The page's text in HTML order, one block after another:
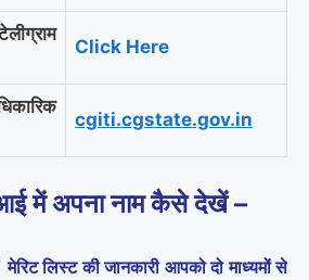
Click Here
cgiti.cgstate.gov.in
में अपना नाम कैसे देखें –
मेरिट लिस्ट की जानकारी आपको दो माध्यमों से